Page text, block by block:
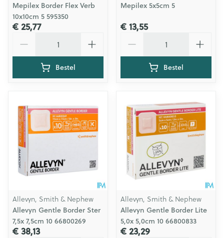
Mepilex Border Flex Verb
10x10cm 5 595350
€ 25,77
Bestel
Mepilex 5x5cm 5
€ 13,55
Bestel
Allevyn, Smith & Nephew
Allevyn Gentle Border Ster
7,5x 7,5cm 10 66800269
€ 38,13
Allevyn, Smith & Nephew
Allevyn Gentle Border Lite
5,0x 5,0cm 10 66800833
€ 23,29